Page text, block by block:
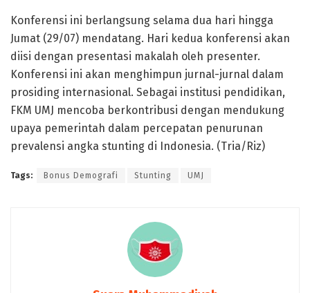
Konferensi ini berlangsung selama dua hari hingga
Jumat (29/07) mendatang. Hari kedua konferensi akan
diisi dengan presentasi makalah oleh presenter.
Konferensi ini akan menghimpun jurnal-jurnal dalam
prosiding internasional. Sebagai institusi pendidikan,
FKM UMJ mencoba berkontribusi dengan mendukung
upaya pemerintah dalam percepatan penurunan
prevalensi angka stunting di Indonesia. (Tria/Riz)
Tags: Bonus Demografi Stunting UMJ